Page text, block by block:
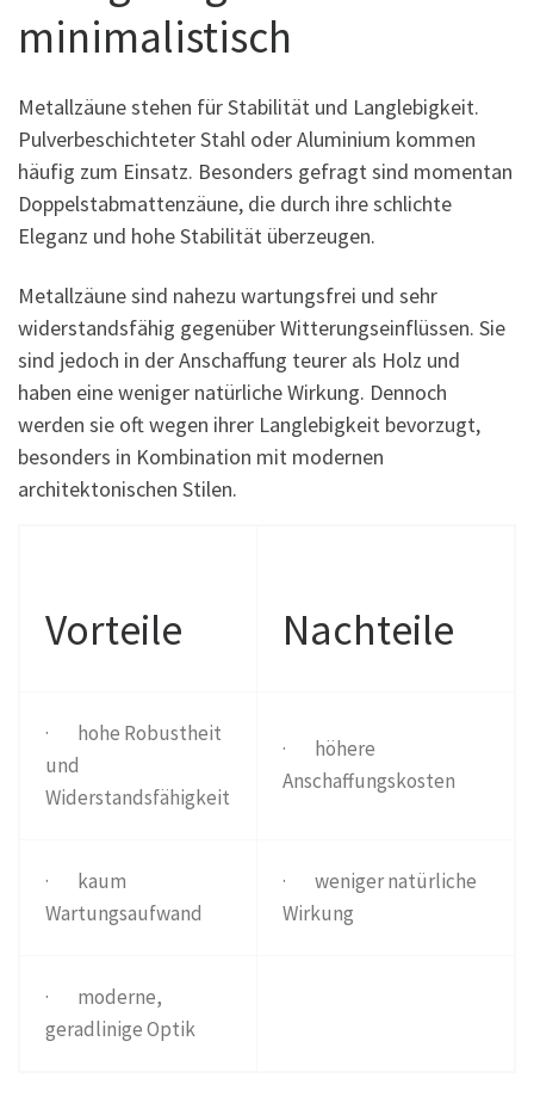
minimalistisch
Metallzäune stehen für Stabilität und Langlebigkeit.
Pulverbeschichteter Stahl oder Aluminium kommen
häufig zum Einsatz. Besonders gefragt sind momentan
Doppelstabmattenzäune, die durch ihre schlichte
Eleganz und hohe Stabilität überzeugen.
Metallzäune sind nahezu wartungsfrei und sehr
widerstandsfähig gegenüber Witterungseinflüssen. Sie
sind jedoch in der Anschaffung teurer als Holz und
haben eine weniger natürliche Wirkung. Dennoch
werden sie oft wegen ihrer Langlebigkeit bevorzugt,
besonders in Kombination mit modernen
architektonischen Stilen.
Vorteile Nachteile
· hohe Robustheit
und
Widerstandsfähigkeit
· höhere
Anschaffungskosten
· kaum
Wartungsaufwand
· weniger natürliche
Wirkung
· moderne,
geradlinige Optik